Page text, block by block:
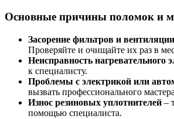
Основные причины поломок и
Засорение фильтров и вентиляции
Проверяйте и очищайте их раз в
Неисправность нагревательного
к специалисту.
Проблемы с электрикой или
вызвать профессионального
Износ резиновых уплотнителей –
помощью специалиста.